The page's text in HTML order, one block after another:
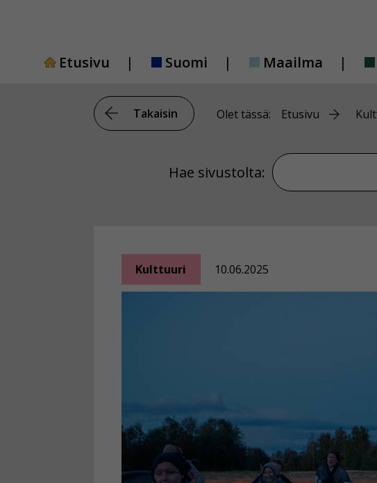
Etusivu
Suomi Maailma
Takaisin Olet tässä: Etusivu
Hae sivustolta: Hae sivustolta
Kulttuuri 10.06.2025